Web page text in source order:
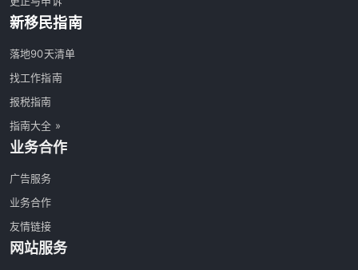
新移民指南
落地90天清单
找工作指南
报税指南
指南大全 »
业务合作
广告服务
业务合作
友情链接
网站服务